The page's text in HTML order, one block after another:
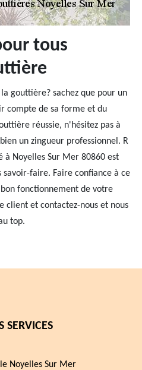
tous
gouttière? sachez que pour un
compte de sa forme et du
réussie, n'hésitez pas à
un zingueur professionnel. R
à Noyelles Sur Mer 80860 est
savoir-faire. Faire confiance à ce
fonctionnement de votre
client et contactez-nous et nous
top.
SERVICES
Noyelles Sur Mer